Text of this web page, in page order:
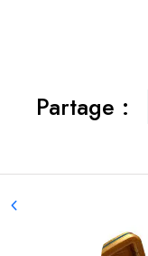
Partage :